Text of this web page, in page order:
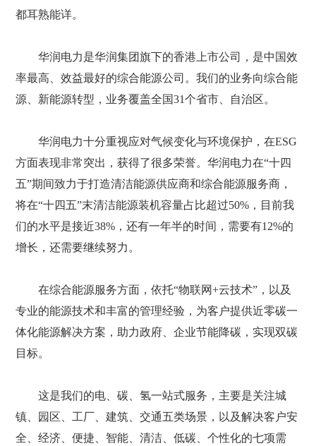
都耳熟能详。
华润电力是华润集团旗下的香港上市公司，是中国效
率最高、效益最好的综合能源公司。我们的业务向综合能
源、新能源转型，业务覆盖全国31个省市、自治区。
华润电力十分重视应对气候变化与环境保护，在ESG
方面表现非常突出，获得了很多荣誉。华润电力在“十四
五”期间致力于打造清洁能源供应商和综合能源服务商，
将在“十四五”末清洁能源装机容量占比超过50%，目前我
们的水平是接近38%，还有一年半的时间，需要有12%的
增长，还需要继续努力。
在综合能源服务方面，依托“物联网+云技术”，以及
专业的能源技术和丰富的管理经验，为客户提供近零碳一
体化能源解决方案，助力政府、企业节能降碳，实现双碳
目标。
这是我们的电、碳、氢一站式服务，主要是关注城
镇、园区、工厂、建筑、交通五类场景，以及解决客户安
全、经济、便捷、智能、清洁、低碳、个性化的七项需